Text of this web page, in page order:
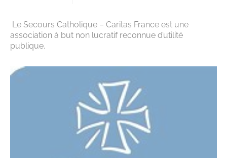
Le Secours Catholique – Caritas France est une
association à but non lucratif reconnue d’utilité
publique.